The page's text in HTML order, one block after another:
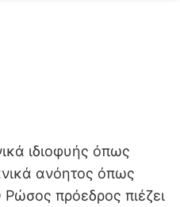
ιδιοφυής όπως
ανόητος όπως
πρόεδρος πιέζει